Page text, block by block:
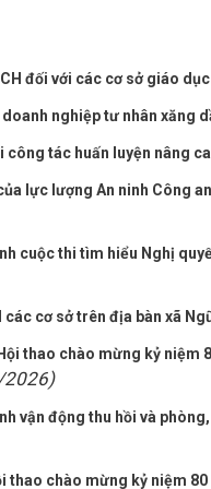
đối với các cơ sở giáo dục
nghiệp tư nhân xăng
tác huấn luyện nâng
lực lượng An ninh Công
cuộc thi tìm hiểu Nghị
các cơ sở trên địa bàn xã
thao chào mừng kỷ niệm
vận động thu hồi và
thao chào mừng kỷ niệm